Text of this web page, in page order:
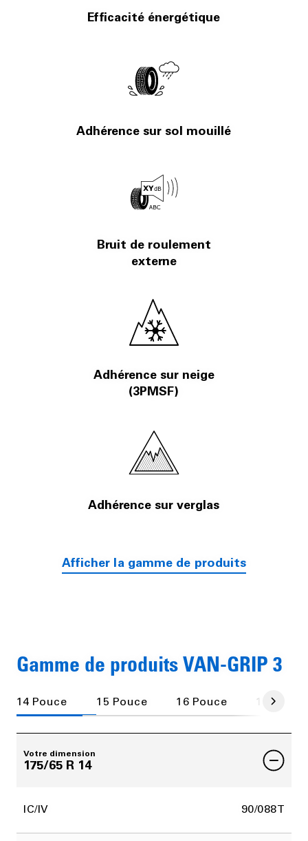
Efficacité énergétique
Adhérence sur sol mouillé
Bruit de roulement
externe
Adhérence sur neige
(3PMSF)
Adhérence sur verglas
Afficher la gamme de produits
Gamme de produits VAN-GRIP 3
14 Pouce 15 Pouce 16 Pouce 17 Pouce
Votre dimension
175/65 R 14
IC/IV 90/088T